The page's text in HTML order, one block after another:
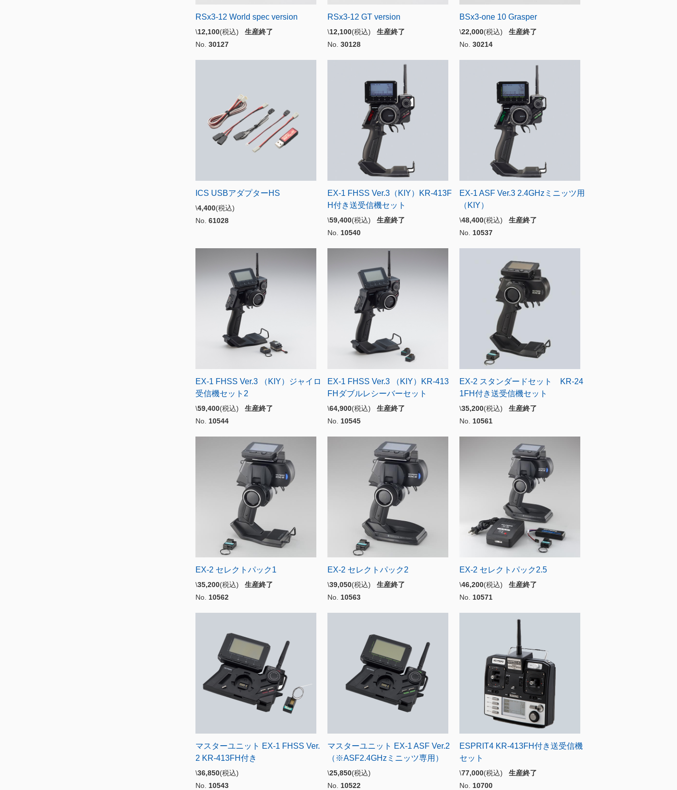
RSx3-12 World spec version
\12,100(税込) 生産終了
No. 30127
RSx3-12 GT version
\12,100(税込) 生産終了
No. 30128
BSx3-one 10 Grasper
\22,000(税込) 生産終了
No. 30214
ICS USBアダプターHS
\4,400(税込)
No. 61028
EX-1 FHSS Ver.3（KIY）KR-413F
H付き送受信機セット
\59,400(税込) 生産終了
No. 10540
EX-1 ASF Ver.3 2.4GHzミニッツ用
（KIY）
\48,400(税込) 生産終了
No. 10537
EX-1 FHSS Ver.3 （KIY）ジャイロ
受信機セット2
\59,400(税込) 生産終了
No. 10544
EX-1 FHSS Ver.3 （KIY）KR-413
FHダブルレシーバーセット
\64,900(税込) 生産終了
No. 10545
EX-2 スタンダードセット KR-24
1FH付き送受信機セット
\35,200(税込) 生産終了
No. 10561
EX-2 セレクトパック1
\35,200(税込) 生産終了
No. 10562
EX-2 セレクトパック2
\39,050(税込) 生産終了
No. 10563
EX-2 セレクトパック2.5
\46,200(税込) 生産終了
No. 10571
マスターユニット EX-1 FHSS Ver.
2 KR-413FH付き
\36,850(税込)
No. 10543
マスターユニット EX-1 ASF Ver.2
（※ASF2.4GHzミニッツ専用）
\25,850(税込)
No. 10522
ESPRIT4 KR-413FH付き送受信機
セット
\77,000(税込) 生産終了
No. 10700